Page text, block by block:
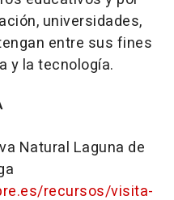
universidades,
entre sus fines
y la tecnología.
Natural Laguna de
recursos/visita-